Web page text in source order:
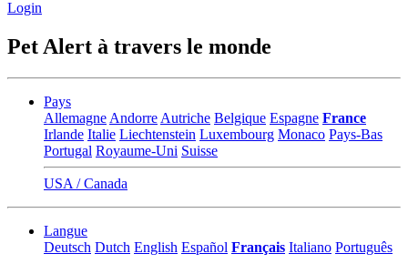
Login
Pet Alert à travers le monde
Pays
Allemagne Andorre Autriche Belgique Espagne France
Irlande Italie Liechtenstein Luxembourg Monaco Pays-Bas
Portugal Royaume-Uni Suisse
USA / Canada
Langue
Deutsch Dutch English Español Français Italiano Português